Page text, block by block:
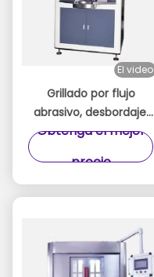
El video
Grillado por flujo
abrasivo, desbordaje,
acabado y pulido con
Obtenga el mejor
precio